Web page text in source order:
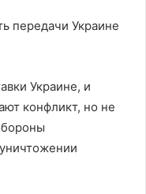
передачи Украине
Украине, и
конфликт, но не